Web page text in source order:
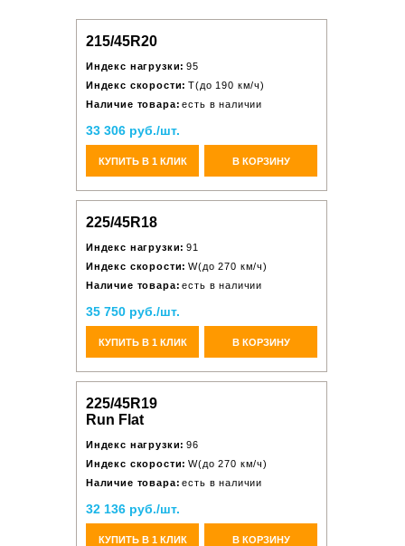
215/45R20
Индекс нагрузки: 95
Индекс скорости: T(до 190 км/ч)
Наличие товара: есть в наличии
33 306 руб./шт.
КУПИТЬ В 1 КЛИК В КОРЗИНУ
225/45R18
Индекс нагрузки: 91
Индекс скорости: W(до 270 км/ч)
Наличие товара: есть в наличии
35 750 руб./шт.
КУПИТЬ В 1 КЛИК В КОРЗИНУ
225/45R19
Run Flat
Индекс нагрузки: 96
Индекс скорости: W(до 270 км/ч)
Наличие товара: есть в наличии
32 136 руб./шт.
КУПИТЬ В 1 КЛИК В КОРЗИНУ